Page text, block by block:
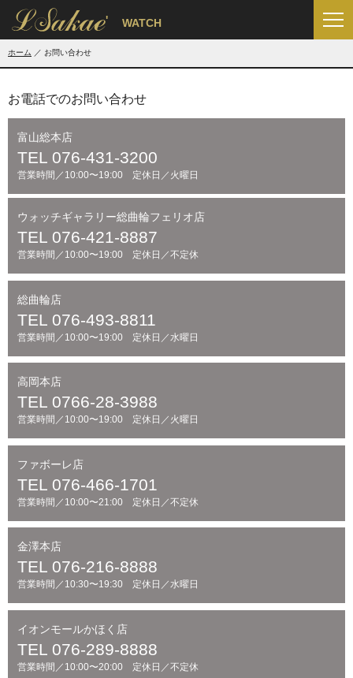
' WATCH
ホーム お問い合わせ
お電話でのお問い合わせ
富山総本店
TEL 076-431-3200
営業時間／10:00〜19:00 定休日／火曜日
ウォッチギャラリー総曲輪フェリオ店
TEL 076-421-8887
営業時間／10:00〜19:00 定休日／不定休
総曲輪店
TEL 076-493-8811
営業時間／10:00〜19:00 定休日／水曜日
高岡本店
TEL 0766-28-3988
営業時間／10:00〜19:00 定休日／火曜日
ファボーレ店
TEL 076-466-1701
営業時間／10:00〜21:00 定休日／不定休
金澤本店
TEL 076-216-8888
営業時間／10:30〜19:30 定休日／水曜日
イオンモールかほく店
TEL 076-289-8888
営業時間／10:00〜20:00 定休日／不定休